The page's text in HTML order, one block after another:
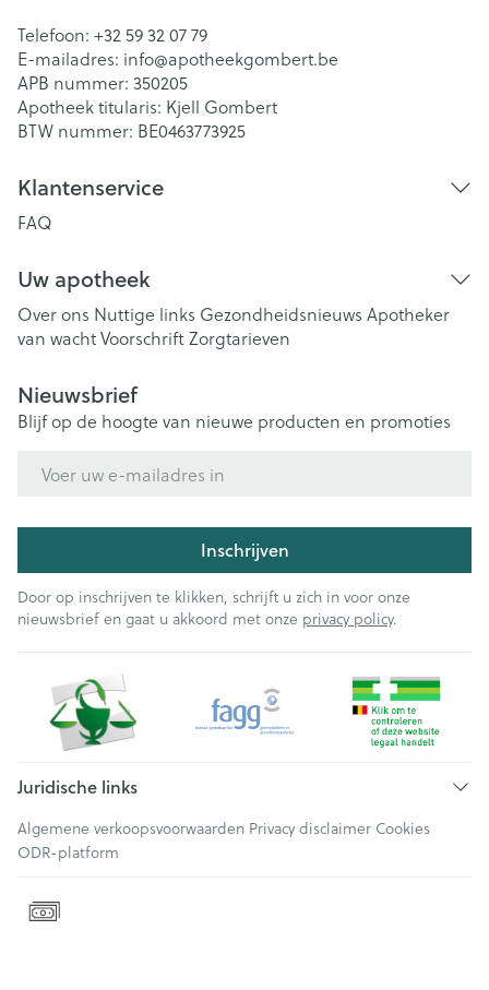
Telefoon: +32 59 32 07 79
E-mailadres: info@apotheekgombert.be
APB nummer: 350205
Apotheek titularis: Kjell Gombert
BTW nummer: BE0463773925
Klantenservice
FAQ
Uw apotheek
Over ons Nuttige links Gezondheidsnieuws Apotheker
van wachtVoorschriftZorgtarieven
Nieuwsbrief
Blijf op de hoogte van nieuwe producten en promoties
Inschrijven
Door op inschrijven te klikken, schrijft u zich in voor onze
nieuwsbrief en gaat u akkoord met onze privacy policy.
Juridische links
Algemene verkoopsvoorwaarden Privacy disclaimer Cookies
ODR-platform